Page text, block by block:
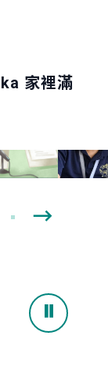
家裡滿